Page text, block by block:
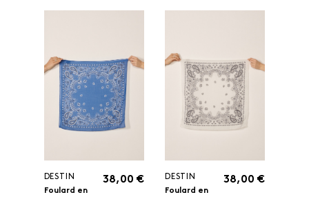
DESTIN
Foulard en
38,00 €
DESTIN
Foulard en
38,00 €